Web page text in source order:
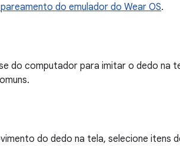
do emulador do Wear OS.
do computador para imitar o dedo na
do dedo na tela, selecione itens